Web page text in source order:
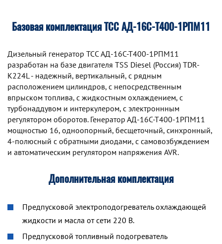
Базовая комплектация ТСС АД-16С-Т400-1РПМ11
Дизельный генератор TCC АД-16С-Т400-1РПМ11
разработан на базе двигателя TSS Diesel (Россия) TDR-
K224L - надежный, вертикальный, с рядным
расположением цилиндров, с непосредственным
впрыском топлива, с жидкостным охлаждением, с
турбонаддувом и интеркулером, с электроннным
регулятором оборотов. Генератор АД-16С-Т400-1РПМ11
мощностью 16, одноопорный, бесщеточный, синхронный,
4-полюсный с обратными диодами, с самовозбуждением
и автоматическим регулятором напряжения AVR.
Дополнительная комплектация
Предпусковой электроподогреватель охлаждающей
жидкости и масла от сети 220 В.
Предпусковой топливный подогреватель